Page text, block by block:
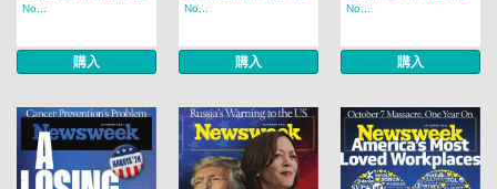
No...
購入
No...
購入
No...
購入